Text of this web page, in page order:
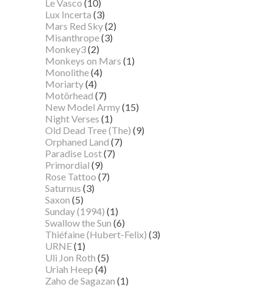
Le Vasco (10)
Lux Incerta (3)
Mars Red Sky(2)
Misanthrope(3)
Monkey3(2)
Monkeys on Mars (1)
Monolithe(4)
Moriarty(4)
Motörhead (7)
New Model Army(15)
Night Verses (1)
Old Dead Tree (The) (9)
Orphaned Land (7)
Paradise Lost(7)
Primordial (9)
Rose Tattoo (7)
Saturnus (3)
Saxon (5)
Sunday (1994) (1)
Swallow the Sun (6)
Thiéfaine (Hubert-Felix) (3)
URNE(1)
Uli Jon Roth (5)
Uriah Heep (4)
Zaho de Sagazan (1)